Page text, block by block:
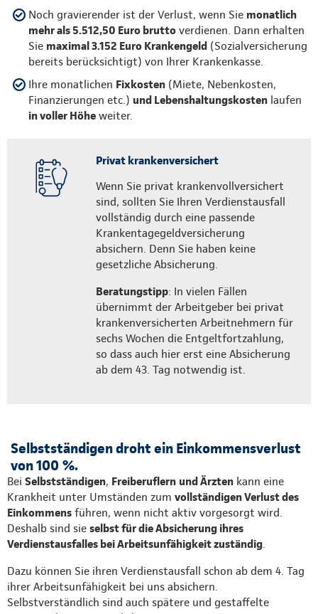
Noch gravierender ist der Verlust, wenn Sie monatlich
mehr als 5.512,50 Euro brutto verdienen. Dann erhalten
Sie maximal 3.152 Euro Krankengeld (Sozialversicherung
bereits berücksichtigt) von Ihrer Krankenkasse.
Ihre monatlichen Fixkosten (Miete, Nebenkosten,
Finanzierungen etc.) und Lebenshaltungskosten laufen
in voller Höhe weiter.
Privat krankenversichert
Wenn Sie privat krankenvollversichert
sind, sollten Sie Ihren Verdienstausfall
vollständig durch eine passende
Krankentagegeldversicherung
absichern. Denn Sie haben keine
gesetzliche Absicherung.
Beratungstipp: In vielen Fällen
übernimmt der Arbeitgeber bei privat
krankenversicherten Arbeitnehmern für
sechs Wochen die Entgeltfortzahlung,
so dass auch hier erst eine Absicherung
ab dem 43. Tag notwendig ist.
Selbstständigen droht ein Einkommensverlust
von 100 %.
Bei Selbstständigen, Freiberuflern und Ärzten kann eine
Krankheit unter Umständen zum vollständigen Verlust des
Einkommens führen, wenn nicht aktiv vorgesorgt wird.
Deshalb sind sie selbst für die Absicherung ihres
Verdienstausfalles bei Arbeitsunfähigkeit zuständig.
Dazu können Sie ihren Verdienstausfall schon ab dem 4. Tag
ihrer Arbeitsunfähigkeit bei uns absichern.
Selbstverständlich sind auch spätere und gestaffelte